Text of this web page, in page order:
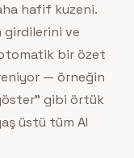
hafif kuzeni.
girdilerini ve
bir özet
— örneğin
gibi örtük
üstü tüm AI